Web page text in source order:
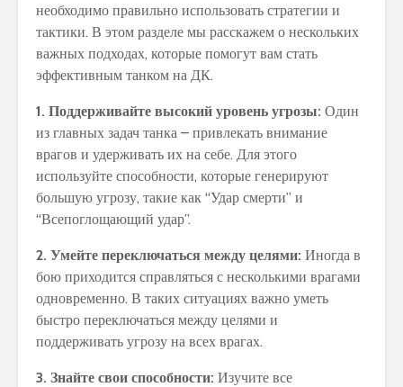
необходимо правильно использовать стратегии и
тактики. В этом разделе мы расскажем о нескольких
важных подходах, которые помогут вам стать
эффективным танком на ДК.
1. Поддерживайте высокий уровень угрозы: Один
из главных задач танка – привлекать внимание
врагов и удерживать их на себе. Для этого
используйте способности, которые генерируют
большую угрозу, такие как “Удар смерти” и
“Всепоглощающий удар”.
2. Умейте переключаться между целями: Иногда в
бою приходится справляться с несколькими врагами
одновременно. В таких ситуациях важно уметь
быстро переключаться между целями и
поддерживать угрозу на всех врагах.
3. Знайте свои способности: Изучите все